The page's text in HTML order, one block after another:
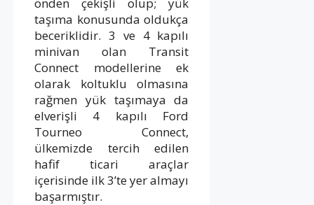
taşıma konusunda oldukça
beceriklidir. 3 ve 4 kapılı
minivan olan Transit
Connect modellerine ek
olarak koltuklu olmasına
rağmen yük taşımaya da
elverişli 4 kapılı Ford
Tourneo Connect,
ülkemizde tercih edilen
hafif ticari araçlar
içerisinde ilk 3’te yer almayı
başarmıştır.